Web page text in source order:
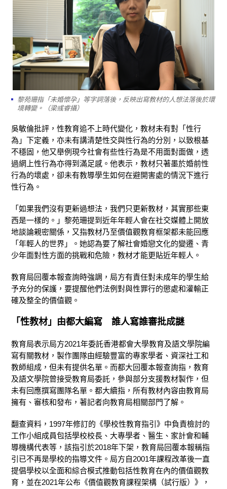
黎苑珊指「未婚懷孕」等字詞落後，反映出寫教材的人想法落後於環
境轉變。（梁彧睿攝）
吳敏倫批評，性教育追不上時代變化，教材未有對「性行
為」下定義，亦未有講清楚性交與性行為的分別，以致根基
不穩固，他又舉例現今社會有些性行為是不用面對面做，透
過網上性行為亦得到滿足感。他表示，教材只著墨於婚前性
行為的壞處，卻未有教導學生如何在避開害處的情況下進行
性行為。
「如果我們沒有更新過想法，我們只更新教材，其實那些東
西是一樣的。」黎苑珊提到近年年輕人會在社交媒體上開放
地談論親密關係，又指教材乃至價值觀教育框架都未能回應
「年輕人的世界」。她認為要了解社會婚戀文化的變遷、青
少年面對性方面的挑戰和危險，教材才能更貼近年輕人。
教育局回覆本報查詢時強調，局方有責任對未成年的學生給
予充分的保護，要提醒他們法例對與性罪行的懲處和灌輸正
確及整全的價值觀。
「性教材」由都大編寫 誰人寫誰審批成謎
教育局表示局方2021年委託香港都會大學教育及語文學院編
寫有關教材，製作團隊由經驗豐富的專家學者、資深社工和
教師組成，但未有提供名單。而都大回覆本報查詢指，教育
及語文學院曾接受教育局委託，參與部分支援教材製作，但
未有回應撰寫團隊名單。都大續指，所有教材內容由教育局
擁有、審核和發布，著記者向教育局相關部門了解。
翻查資料，1997年修訂的《學校性教育指引》中負責檢討的
工作小組成員包括學校校長、大專學者、醫生、家計會和輔
導機構代表等，該指引於2018年下架，教育局回覆本報稱指
引已不再是學校的指導文件。局方自2001年課程改革後一直
提倡學校以全面和綜合模式推動包括性教育在內的價值觀教
育，並在2021年公布《價值觀教育課程架構（試行版）》，